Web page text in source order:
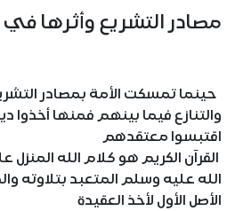
مصادر التشريع وأثرها في
حينما تمسكت الأمة بمصادر
والتنازع فيما بينهم فمنها أخذوا
اقتبسوا معتقدهم
القرآن الكريم هو كلام الله
الله عليه وسلم المتعبد بتلاوته
الأصل الأول لأخذ العقيدة